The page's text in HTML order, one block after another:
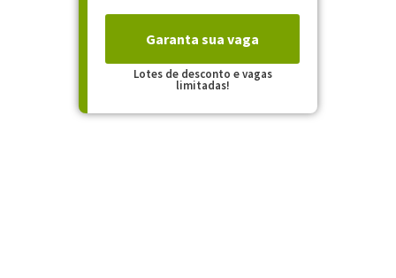
Garanta sua vaga
Lotes de desconto e vagas
limitadas!